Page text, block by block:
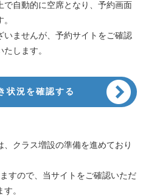
で自動的に空席となり、予約画面
いませんが、予約サイトをご確認
します。
状況を確認する
、クラス増設の準備を進めており
すので、当サイトをご確認いただ
。